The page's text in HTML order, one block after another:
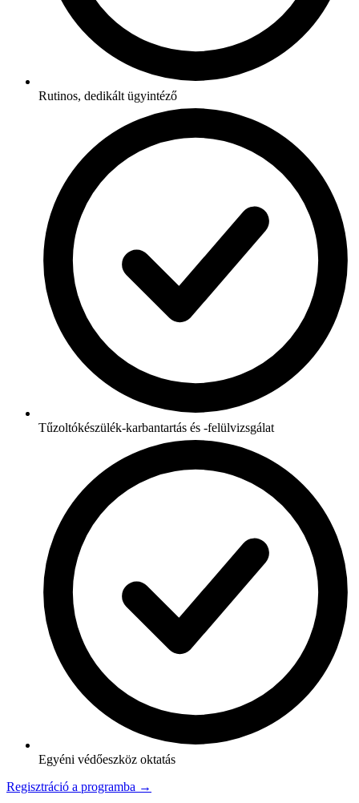
Rutinos, dedikált ügyintéző
Tűzoltókészülék-karbantartás és -felülvizsgálat
Egyéni védőeszköz oktatás
Regisztráció a programba →